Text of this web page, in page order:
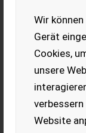
Wir
Gerät
Cookies,
unsere
verbessern
Website